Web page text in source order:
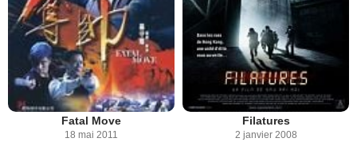
Fatal Move
18 mai 2011
Filatures
2 janvier 2008